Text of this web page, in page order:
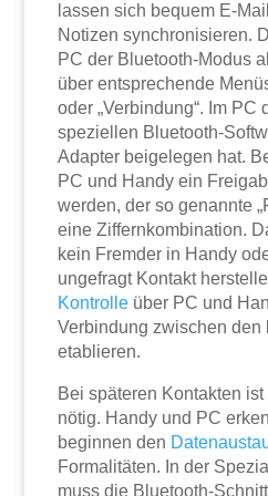
lassen sich bequem E-
Notizen synchronisieren.
PC der Bluetooth-Modus
über entsprechende
oder „Verbindung“. Im PC
speziellen Bluetooth-
Adapter beigelegen hat.
PC und Handy ein
werden, der so genannte
eine Ziffernkombination.
kein Fremder in Handy
ungefragt Kontakt
Kontrolle über PC und
Verbindung zwischen den
etablieren.
Bei späteren Kontakten
nötig. Handy und PC
beginnen den
Formalitäten. In der
muss die Bluetooth-